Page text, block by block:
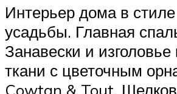
Интерьер дома в стиле
усадьбы. Главная
Занавески и изголовье
ткани с цветочным
Cowtan & Tout.